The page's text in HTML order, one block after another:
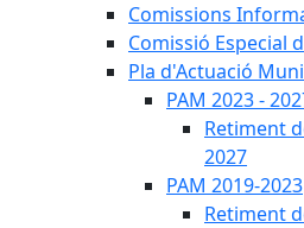
Comissions
Comissió Especial
Pla d'Actuació
PAM 2023 -
Retiment
2027
PAM 2019-2023
Retiment